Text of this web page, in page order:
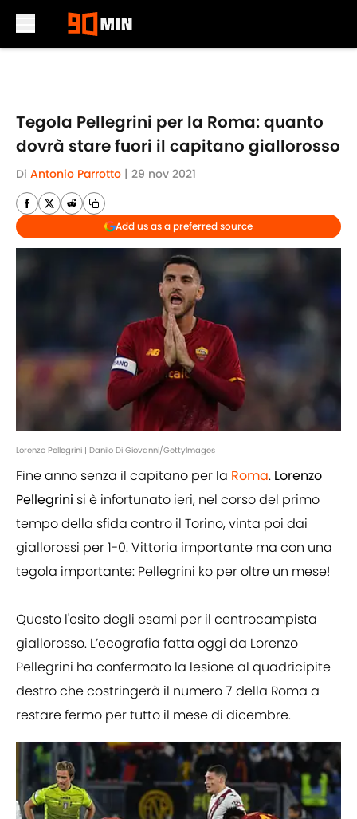
Tegola Pellegrini per la Roma: quanto
dovrà stare fuori il capitano giallorosso
Di Antonio Parrotto | 29 nov 2021
Add us as a preferred source
Lorenzo Pellegrini | Danilo Di Giovanni/GettyImages
Fine anno senza il capitano per la Roma. Lorenzo
Pellegrini si è infortunato ieri, nel corso del primo
tempo della sfida contro il Torino, vinta poi dai
giallorossi per 1-0. Vittoria importante ma con una
tegola importante: Pellegrini ko per oltre un mese!
Questo l'esito degli esami per il centrocampista
giallorosso. L’ecografia fatta oggi da Lorenzo
Pellegrini ha confermato la lesione al quadricipite
destro che costringerà il numero 7 della Roma a
restare fermo per tutto il mese di dicembre.